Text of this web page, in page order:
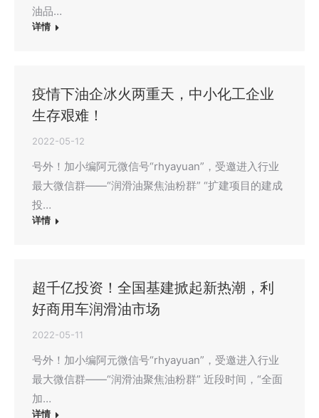
油品…
详情
疫情下油企冰火两重天，中小化工企业
生存艰难！
2022-05-12
号外！加小编阿元微信号“rhyayuan”，受邀进入行业
最大微信群——“润滑油聚焦油粉群” “扩建项目的建成
投…
详情
超千亿投资！全国基建掀起新热潮，利
好商用车润滑油市场
2022-05-11
号外！加小编阿元微信号“rhyayuan”，受邀进入行业
最大微信群——“润滑油聚焦油粉群” 近段时间，“全面
加…
详情